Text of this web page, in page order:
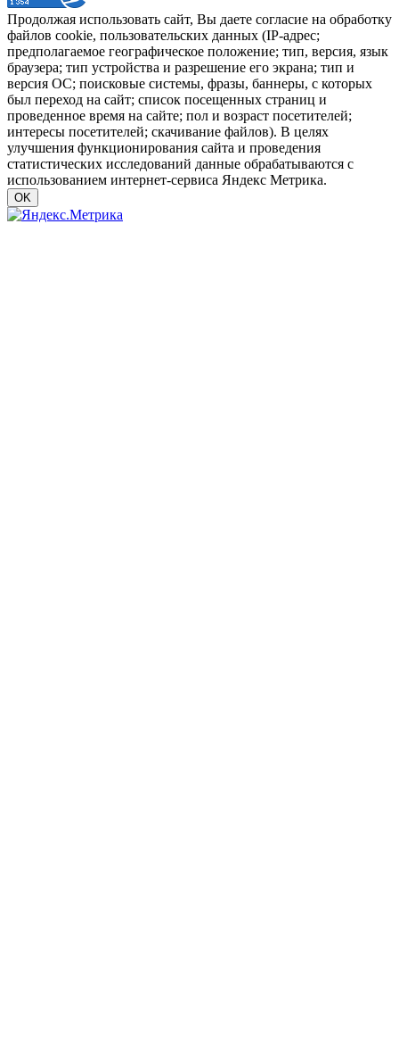
Продолжая использовать сайт, Вы даете согласие на обработку
файлов cookie, пользовательских данных (IP-адрес;
предполагаемое географическое положение; тип, версия, язык
браузера; тип устройства и разрешение его экрана; тип и
версия ОС; поисковые системы, фразы, баннеры, с которых
был переход на сайт; список посещенных страниц и
проведенное время на сайте; пол и возраст посетителей;
интересы посетителей; скачивание файлов). В целях
улучшения функционирования сайта и проведения
статистических исследований данные обрабатываются с
использованием интернет-сервиса Яндекс Метрика.
OK